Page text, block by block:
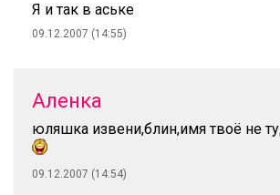
Я и так в аське
09.12.2007 (14:55)
Аленка
юляшка извени,блин,имя твоё не
09.12.2007 (14:54)